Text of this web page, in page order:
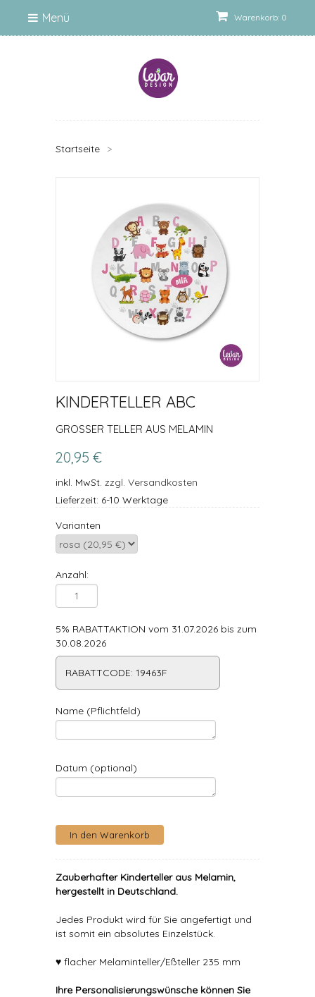
Warenkorb: 0
Menü
Startseite >
KINDERTELLER ABC
GROSSER TELLER AUS MELAMIN
20,95 €
inkl. MwSt. zzgl. Versandkosten
Lieferzeit: 6-10 Werktage
Varianten
Anzahl:
5% RABATTAKTION vom 31.07.2026 bis zum
30.08.2026
RABATTCODE: 19463F
Name (Pflichtfeld)
Datum (optional)
Zauberhafter Kinderteller aus Melamin,
hergestellt in Deutschland.
Jedes Produkt wird für Sie angefertigt und
ist somit ein absolutes Einzelstück.
♥ flacher Melaminteller/Eßteller 235 mm
Ihre Personalisierungswünsche können Sie